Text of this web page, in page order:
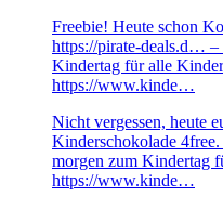
Freebie! Heute schon
https://pirate-deals.d… –
Kindertag für alle
https://www.kinde…
Nicht vergessen, heute
Kinderschokolade
morgen zum Kindertag
https://www.kinde…